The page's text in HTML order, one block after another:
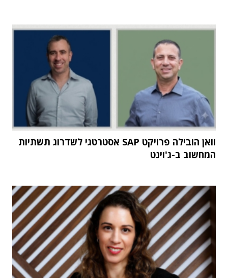
וואן הובילה פרויקט SAP אסטרטגי לשדרוג תשתיות
המחשוב ב-ג'וינט